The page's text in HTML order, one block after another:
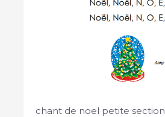
chant de noel petite section